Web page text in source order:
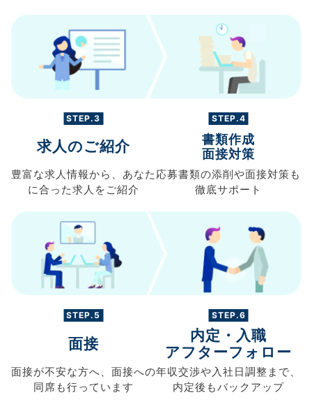
STEP.3
求人のご紹介
豊富な求人情報から、 あなた
に合った求人を ご紹介
STEP.4
書類作成
面接対策
応募書類の添削や面接対策も
徹底サポート
STEP.5
面接
面接が不安な方へ、 面接への
同席も行っています
STEP.6
内定・入職
アフターフォロー
年収交渉や入社日調整まで、
内定後もバックアップ